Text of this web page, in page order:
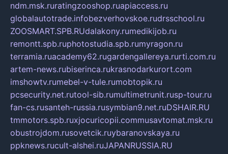
ndm.msk.ruratingzooshop.ruapiaccess.ru
globalautotrade.infobezverhovskoe.rudrsschool.ru
ZOOSMART.SPB.RUdalakony.rumedikijob.ru
remontt.spb.ruphotostudia.spb.rumyragon.ru
terramia.ruacademy62.rugardengallereya.rurti.com.ru
artem-news.rubiserinca.rukrasnodarkurort.com
imshowtv.rumebel-v-tule.rumobtopik.ru
pcsecurity.net.rutool-sib.rumultimetrunit.rusp-tour.ru
fan-cs.rusanteh-russia.rusymbian9.net.ruDSHAIR.RU
tmmotors.spb.ruxjocuricopii.commusavtomat.msk.ru
obustrojdom.rusovetcik.ruybaranovskaya.ru
ppknews.rucult-alshei.ruJAPANRUSSIA.RU